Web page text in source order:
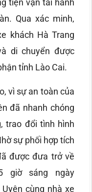
tiện vận tải hành
Qua xác minh,
khách Hà Trang
di chuyển được
tỉnh Lào Cai.
vì sự an toàn của
đã nhanh chóng
trao đổi tình hình
sự phối hợp tích
được đưa trở về
giờ sáng ngày
cùng nhà xe